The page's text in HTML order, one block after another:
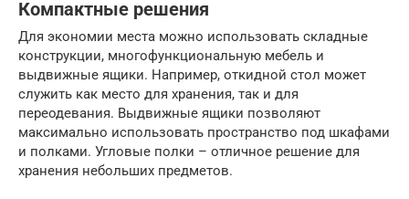
Компактные решения
Для экономии места можно использовать складные
конструкции, многофункциональную мебель и
выдвижные ящики. Например, откидной стол может
служить как место для хранения, так и для
переодевания. Выдвижные ящики позволяют
максимально использовать пространство под шкафами
и полками. Угловые полки – отличное решение для
хранения небольших предметов.